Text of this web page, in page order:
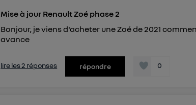
Mise à jour Renault Zoé phase 2
Bonjour, je viens d'acheter une Zoé de 2021
avance
lire les 2 réponses répondre 0